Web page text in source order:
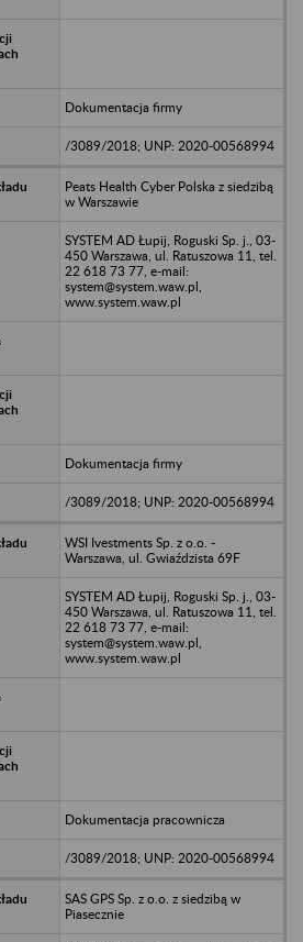
Dokumentacja firmy
/3089/2018; UNP: 2020-00568994
Peats Health Cyber Polska z siedzibą
w Warszawie
SYSTEM AD Łupij, Roguski Sp. j., 03-
450 Warszawa, ul. Ratuszowa 11, tel.
22 618 73 77, e-mail:
system@system.waw.pl,
www.system.waw.pl
Dokumentacja firmy
/3089/2018; UNP: 2020-00568994
WSI Ivestments Sp. z o.o. -
Warszawa, ul. Gwiaździsta 69F
SYSTEM AD Łupij, Roguski Sp. j., 03-
450 Warszawa, ul. Ratuszowa 11, tel.
22 618 73 77, e-mail:
system@system.waw.pl,
www.system.waw.pl
Dokumentacja pracownicza
/3089/2018; UNP: 2020-00568994
SAS GPS Sp. z o.o. z siedzibą w
Piasecznie